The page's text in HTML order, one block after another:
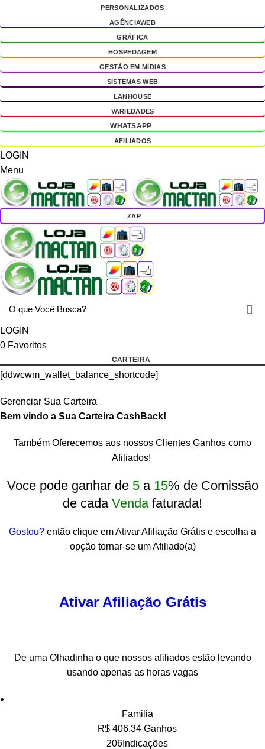
PERSONALIZADOS
AGÊNCIAWEB
GRÁFICA
HOSPEDAGEM
GESTÃO EM MÍDIAS
SISTEMAS WEB
LANHOUSE
VARIEDADES
WHATSAPP
AFILIADOS
LOGIN
Menu
ZAP
LOGIN
0 Favoritos
CARTEIRA
[ddwcwm_wallet_balance_shortcode]
Gerenciar Sua Carteira
Bem vindo a Sua Carteira CashBack!
Também Oferecemos aos nossos Clientes Ganhos como
Afiliados!
Voce pode ganhar de 5a 15% de Comissão
de cada Venda faturada!
Gostou? então clique em Ativar Afiliação Grátis e escolha a
opção tornar-se um Afiliado(a)
Ativar Afiliação Grátis
De uma Olhadinha o que nossos afiliados estão levando
usando apenas as horas vagas
Familia
R$ 406.34 Ganhos
206Indicações